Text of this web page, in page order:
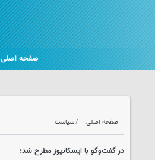
صفحه اصلی
صفحه اصلی سیاست
در گفت‌وگو با ایسکانیوز مطرح شد؛